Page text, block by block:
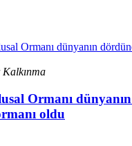
Ormanı
oldu